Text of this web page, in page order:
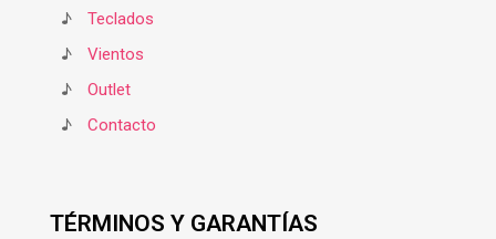
♪
Teclados
♪
Vientos
♪
Outlet
♪
Contacto
TÉRMINOS Y GARANTÍAS